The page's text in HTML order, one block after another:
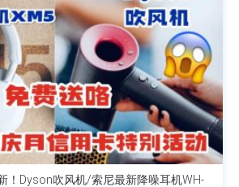
！Dyson吹风机/索尼最新降噪耳机WH-